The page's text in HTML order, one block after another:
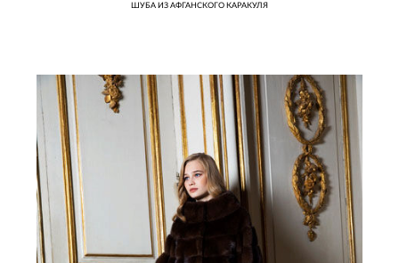
ШУБА ИЗ АФГАНСКОГО КАРАКУЛЯ